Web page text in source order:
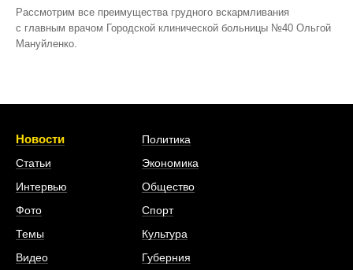
Рассмотрим все преимущества грудного вскармливания
с главным врачом Городской клинической больницы №40 Ольгой
Мануйленко.
Новости
Статьи
Интервью
Фото
Темы
Видео
Политика
Экономика
Общество
Спорт
Культура
Губерния